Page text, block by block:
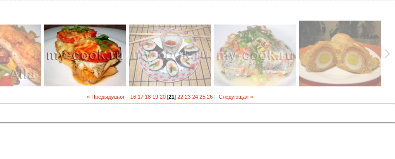
« Предыдущая | 16 17 18 19 20 [21] 22 23 24 25 26 | Следующая »